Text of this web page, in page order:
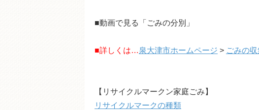
■動画で見る「ごみの分別」
■詳しくは…泉大津市ホームページ > ごみの
【リサイクルマークン家庭ごみ】
リサイクルマークの種類